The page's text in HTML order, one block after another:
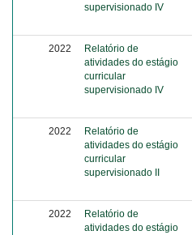
supervisionado IV
2022
Relatório de
atividades do estágio
curricular
supervisionado IV
2022
Relatório de
atividades do estágio
curricular
supervisionado II
2022
Relatório de
atividades do estágio